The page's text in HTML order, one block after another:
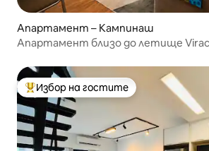
Апартамент – Кампинаш
Апартамент близо до летище
Най-популярен избор на гостите
Избор на гостите